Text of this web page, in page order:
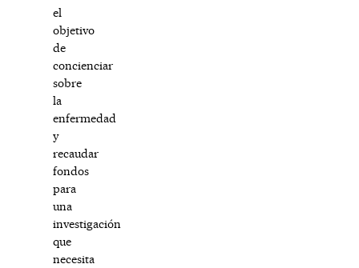
el
objetivo
de
concienciar
sobre
la
enfermedad
y
recaudar
fondos
para
una
investigación
que
necesita